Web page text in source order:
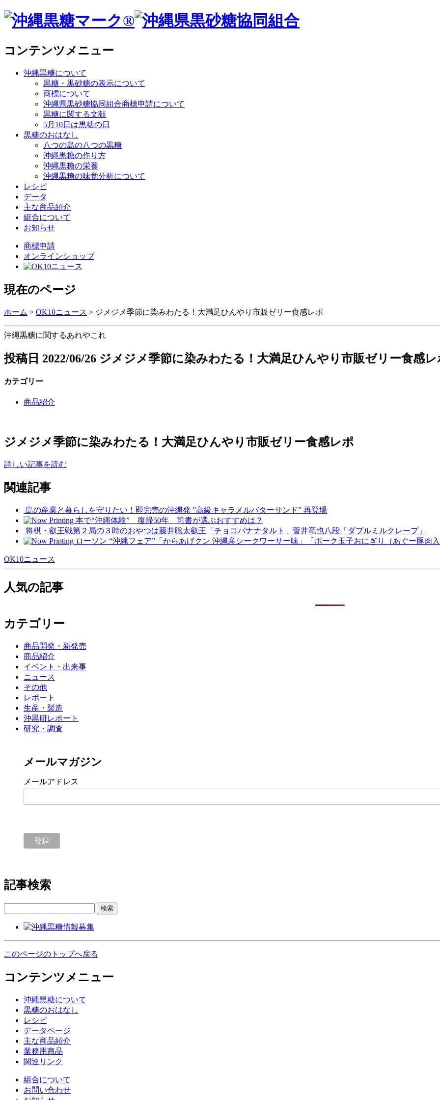
コンテンツメニュー
沖縄黒糖について
黒糖・黒砂糖の表示について
商標について
沖縄県黒砂糖協同組合商標申請について
黒糖に関する文献
5月10日は黒糖の日
黒糖のおはなし
八つの島の八つの黒糖
沖縄黒糖の作り方
沖縄黒糖の栄養
沖縄黒糖の味覚分析について
レシピ
データ
主な商品紹介
組合について
お知らせ
商標申請
オンラインショップ
現在のページ
ホーム > OK10ニュース > ジメジメ季節に染みわたる！大満足ひんやり市販ゼリー食感レポ
沖縄黒糖に関するあれやこれ
投稿日 2022/06/26 ジメジメ季節に染みわたる！大満足ひんやり市販ゼリー食感レ
カテゴリー
商品紹介
ジメジメ季節に染みわたる！大満足ひんやり市販ゼリー食感レポ
詳しい記事を読む
関連記事
島の産業と暮らしを守りたい！即完売の沖縄発 ”高級キャラメルバターサンド” 再登場
本で“沖縄体験” 復帰50年 司書が選ぶおすすめは？
将棋・叡王戦第２局の３時のおやつは藤井聡太叡王「チョコバナナタルト」菅井竜也八段「ダブルミルクレープ」
ローソン “沖縄フェア”「からあげクン 沖縄産シークワーサー味」「ポーク玉子おにぎり（あぐー豚肉
OK10ニュース
人気の記事
カテゴリー
商品開発・新発売
商品紹介
イベント・出来事
ニュース
その他
レポート
生産・製造
沖黒研レポート
研究・調査
メールマガジン
メールアドレス
記事検索
検索
このページのトップへ戻る
コンテンツメニュー
沖縄黒糖について
黒糖のおはなし
レシピ
データページ
主な商品紹介
業務用商品
関連リンク
組合について
お問い合わせ